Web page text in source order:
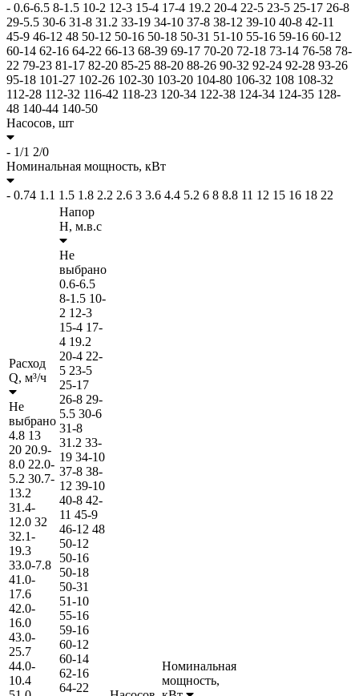
- 0.6-6.5 8-1.5 10-2 12-3 15-4 17-4 19.2 20-4 22-5 23-5 25-17 26-8
29-5.5 30-6 31-8 31.2 33-19 34-10 37-8 38-12 39-10 40-8 42-11
45-9 46-12 48 50-12 50-16 50-18 50-31 51-10 55-16 59-16 60-12
60-14 62-16 64-22 66-13 68-39 69-17 70-20 72-18 73-14 76-58 78-
22 79-23 81-17 82-20 85-25 88-20 88-26 90-32 92-24 92-28 93-26
95-18 101-27 102-26 102-30 103-20 104-80 106-32 108 108-32
112-28 112-32 116-42 118-23 120-34 122-38 124-34 124-35 128-
48 140-44 140-50
Насосов, шт
- 1/1 2/0
Номинальная мощность, кВт
- 0.74 1.1 1.5 1.8 2.2 2.6 3 3.6 4.4 5.2 6 8 8.8 11 12 15 16 18 22
Расход
Q, м³/ч
Не
выбрано
4.8 13
20 20.9-
8.0 22.0-
5.2 30.7-
13.2
31.4-
12.0 32
32.1-
19.3
33.0-7.8
41.0-
17.6
42.0-
16.0
43.0-
25.7
44.0-
10.4
Напор
H, м.в.с
Не
выбрано
0.6-6.5
8-1.5 10-
2 12-3
15-4 17-
4 19.2
20-4 22-
5 23-5
25-17
26-8 29-
5.5 30-6
31-8
31.2 33-
19 34-10
37-8 38-
12 39-10
40-8 42-
11 45-9
46-12 48
50-12
50-16
50-18
50-31
51-10
55-16
59-16
60-12
60-14
62-16
64-22
Номинальная
мощность,